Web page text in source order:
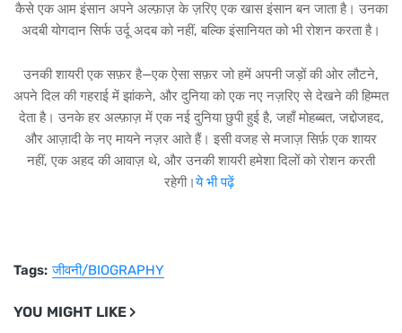
कैसे एक आम इंसान अपने अल्फ़ाज़ के ज़रिए एक खास इंसान बन जाता है। उनका
अदबी योगदान सिर्फ उर्दू अदब को नहीं, बल्कि इंसानियत को भी रोशन करता है।
उनकी शायरी एक सफ़र है—एक ऐसा सफ़र जो हमें अपनी जड़ों की ओर लौटने,
अपने दिल की गहराई में झांकने, और दुनिया को एक नए नज़रिए से देखने की हिम्मत
देता है। उनके हर अल्फ़ाज़ में एक नई दुनिया छुपी हुई है, जहाँ मोहब्बत, जद्दोजहद,
और आज़ादी के नए मायने नज़र आते हैं। इसी वजह से मजाज़ सिर्फ़ एक शायर
नहीं, एक अहद की आवाज़ थे, और उनकी शायरी हमेशा दिलों को रोशन करती
रहेगी।ये भी पढ़ें
Tags: जीवनी/BIOGRAPHY
YOU MIGHT LIKE